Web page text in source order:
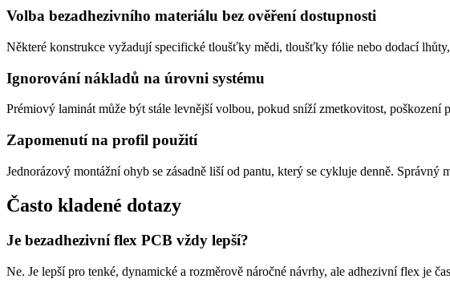
Volba bezadhezivního materiálu bez ověření dostupnosti
Některé konstrukce vyžadují specifické tloušťky mědi, tloušťky fólie nebo dodací
Ignorování nákladů na úrovni systému
Prémiový laminát může být stále levnější volbou, pokud sníží zmetkovitost, poškození
Zapomenutí na profil použití
Jednorázový montážní ohyb se zásadně liší od pantu, který se cykluje denně. Správný
Často kladené dotazy
Je bezadhezivní flex PCB vždy lepší?
Ne. Je lepší pro tenké, dynamické a rozměrově náročné návrhy, ale adhezivní flex je